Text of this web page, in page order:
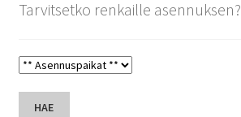
Tarvitsetko renkaille asennuksen?
HAE